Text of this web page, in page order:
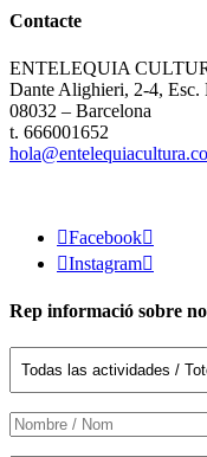
Contacte
ENTELEQUIA
Dante Alighieri, 2-4, Esc.
08032 – Barcelona
t. 666001652
Facebook
Instagram
Rep informació sobre